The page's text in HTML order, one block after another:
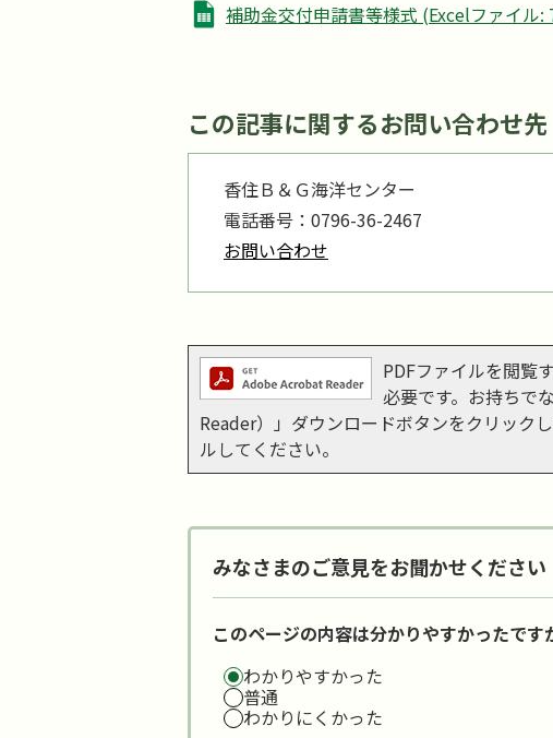
補助金交付申請書等様式 (Excelファイル:
この記事に関するお問い合わせ先
香住Ｂ＆Ｇ海洋センター
電話番号：0796-36-2467
お問い合わせ
PDFファイルを閲覧
必要です。お持ちで
Reader）」ダウンロードボタンをクリック
ルしてください。
みなさまのご意見をお聞かせください
このページの内容は分かりやすかったです
わかりやすかった
普通
わかりにくかった